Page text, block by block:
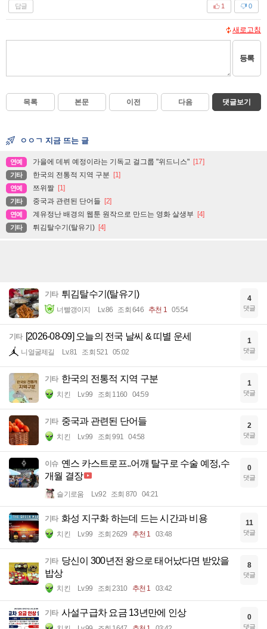
답글 0
1
새로고침
등록
목록 본문 이전 다음 댓글보기
ㅇㅇㄱ 지금 뜨는 글
연예 가을에 데뷔 예정이라는 기독교 걸그룹 "위드니스" [17]
기타 한국의 전통적 지역 구분 [1]
연예 쯔위짤 [1]
기타 중국과 관련된 단어들 [2]
연예 계유정난 배경의 웹툰 원작으로 만드는 영화 살생부 [4]
기타 튀김탈수기(탈유기) [4]
기타 튀김탈수기(탈유기)
너빨갱이지 Lv.86 조회 646 추천 1 05:54
4
댓글
기타 [2026-08-09] 오늘의 전국 날씨 & 띠별 운세
니얼굴제길 Lv.81 조회 521 05:02
1
댓글
기타 한국의 전통적 지역 구분
치킨 Lv.99 조회 1160 04:59
1
댓글
기타 중국과 관련된 단어들
치킨 Lv.99 조회 991 04:58
2
댓글
이슈 옌스 카스트로프..어깨 탈구로 수술 예정,수
개월 결장
슬기로움 Lv.92 조회 870 04:21
0
댓글
기타 화성 지구화 하는데 드는 시간과 비용
치킨 Lv.99 조회 2629 추천 1 03:48
11
댓글
기타 당신이 300년전 왕으로 태어났다면 받았을
밥상
치킨 Lv.99 조회 2310 추천 1 03:42
8
댓글
기타 사설구급차 요금 13년만에 인상 0
댓글